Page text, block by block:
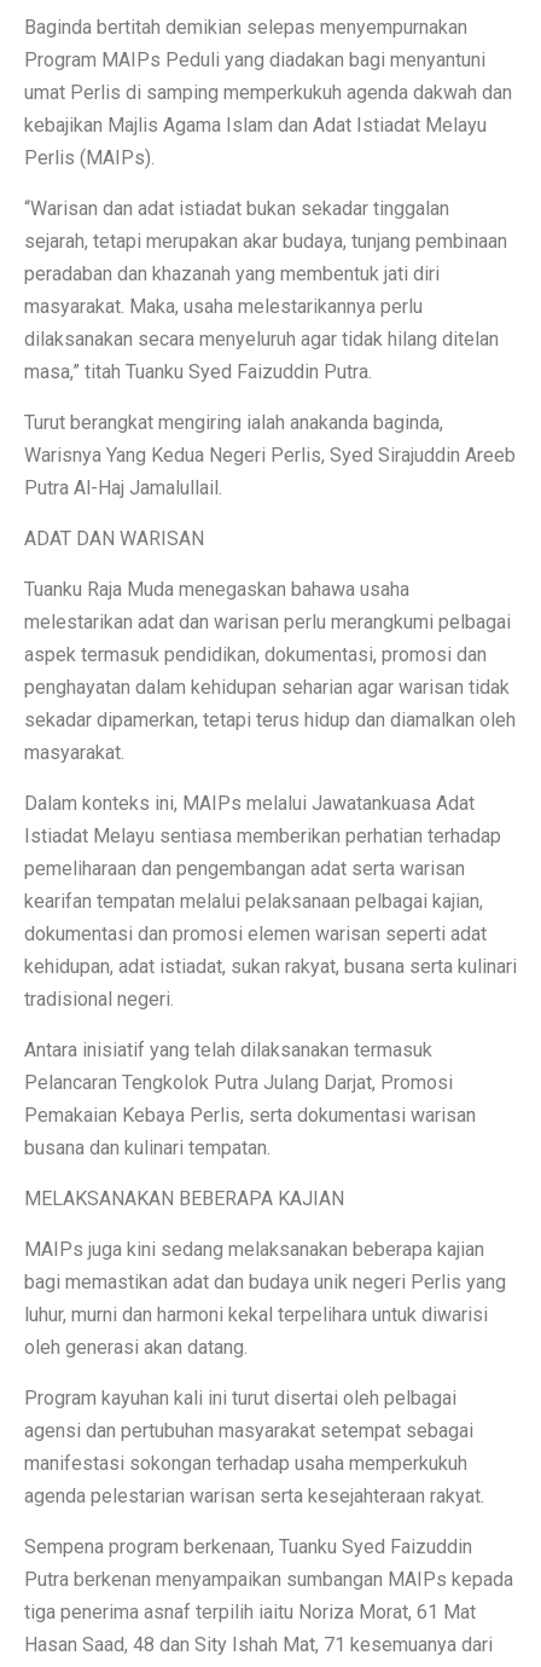
Baginda bertitah demikian selepas menyempurnakan
Program MAIPs Peduli yang diadakan bagi menyantuni
umat Perlis di samping memperkukuh agenda dakwah dan
kebajikan Majlis Agama Islam dan Adat Istiadat Melayu
Perlis (MAIPs).
“Warisan dan adat istiadat bukan sekadar tinggalan
sejarah, tetapi merupakan akar budaya, tunjang pembinaan
peradaban dan khazanah yang membentuk jati diri
masyarakat. Maka, usaha melestarikannya perlu
dilaksanakan secara menyeluruh agar tidak hilang ditelan
masa,” titah Tuanku Syed Faizuddin Putra.
Turut berangkat mengiring ialah anakanda baginda,
Warisnya Yang Kedua Negeri Perlis, Syed Sirajuddin Areeb
Putra Al-Haj Jamalullail.
ADAT DAN WARISAN
Tuanku Raja Muda menegaskan bahawa usaha
melestarikan adat dan warisan perlu merangkumi pelbagai
aspek termasuk pendidikan, dokumentasi, promosi dan
penghayatan dalam kehidupan seharian agar warisan tidak
sekadar dipamerkan, tetapi terus hidup dan diamalkan oleh
masyarakat.
Dalam konteks ini, MAIPs melalui Jawatankuasa Adat
Istiadat Melayu sentiasa memberikan perhatian terhadap
pemeliharaan dan pengembangan adat serta warisan
kearifan tempatan melalui pelaksanaan pelbagai kajian,
dokumentasi dan promosi elemen warisan seperti adat
kehidupan, adat istiadat, sukan rakyat, busana serta kulinari
tradisional negeri.
Antara inisiatif yang telah dilaksanakan termasuk
Pelancaran Tengkolok Putra Julang Darjat, Promosi
Pemakaian Kebaya Perlis, serta dokumentasi warisan
busana dan kulinari tempatan.
MELAKSANAKAN BEBERAPA KAJIAN
MAIPs juga kini sedang melaksanakan beberapa kajian
bagi memastikan adat dan budaya unik negeri Perlis yang
luhur, murni dan harmoni kekal terpelihara untuk diwarisi
oleh generasi akan datang.
Program kayuhan kali ini turut disertai oleh pelbagai
agensi dan pertubuhan masyarakat setempat sebagai
manifestasi sokongan terhadap usaha memperkukuh
agenda pelestarian warisan serta kesejahteraan rakyat.
Sempena program berkenaan, Tuanku Syed Faizuddin
Putra berkenan menyampaikan sumbangan MAIPs kepada
tiga penerima asnaf terpilih iaitu Noriza Morat, 61 Mat
Hasan Saad, 48 dan Sity Ishah Mat, 71 kesemuanya dari